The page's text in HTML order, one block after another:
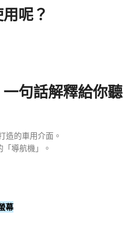
呢？
一句話解釋給你聽
造的車用介面。
導航機」。
幕